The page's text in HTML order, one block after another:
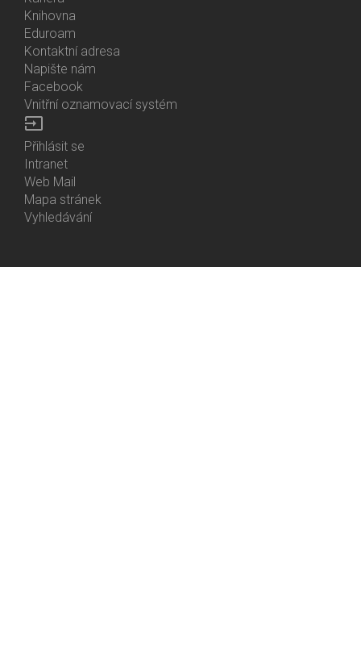
Knihovna
Eduroam
Kontaktní adresa
Napište nám
Facebook
Vnitřní oznamovací systém
input
Bottom
Menu
Login
Přihlásit se
Intranet
Web Mail
Mapa stránek
Vyhledávání